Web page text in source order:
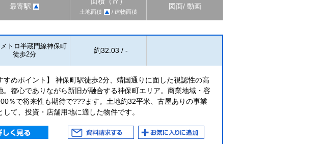
最寄駅
土地面積 / 建物面積
図面/ 動画
トロ半蔵門線神保町
徒歩2分
約32.03 / -
すめポイント】 神保町駅徒歩2分、靖国通りに面した視認性の高
。都心でありながら新旧が融合する神保町エリア。商業地域・容
％で将来性も期待で???ます。土地約32平米、古屋ありの事業
して、投資・店舗用地に適した物件です。